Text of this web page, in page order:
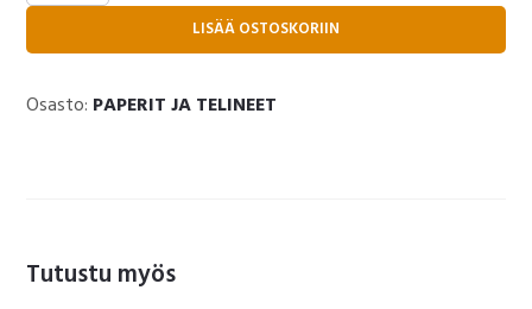
-
PAPERIANNOSTELIJA
LISÄÄ OSTOSKORIIN
Osasto: PAPERIT JA TELINEET
Tutustu myös